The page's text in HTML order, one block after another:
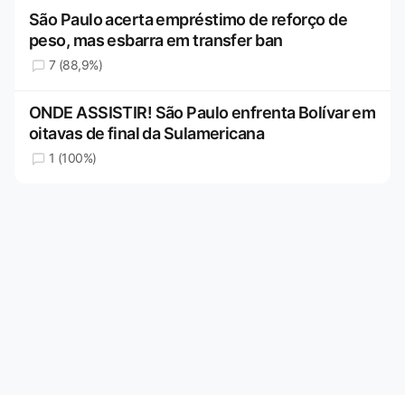
São Paulo acerta empréstimo de reforço de
peso, mas esbarra em transfer ban
7 (88,9%)
ONDE ASSISTIR! São Paulo enfrenta Bolívar em
oitavas de final da Sulamericana
1 (100%)